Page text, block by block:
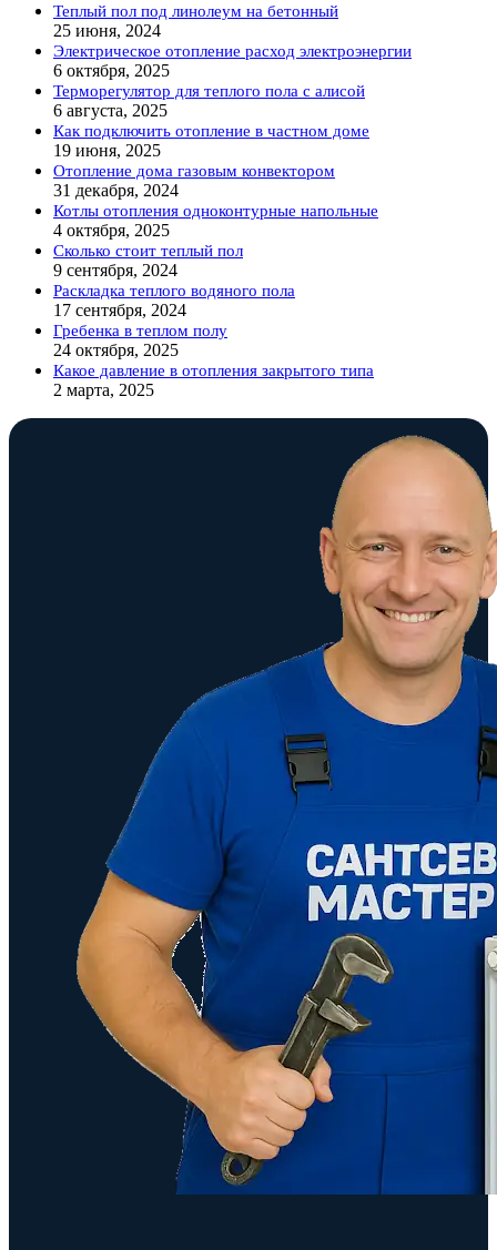
Теплый пол под линолеум на бетонный
25 июня, 2024
Электрическое отопление расход электроэнергии
6 октября, 2025
Терморегулятор для теплого пола с алисой
6 августа, 2025
Как подключить отопление в частном доме
19 июня, 2025
Отопление дома газовым конвектором
31 декабря, 2024
Котлы отопления одноконтурные напольные
4 октября, 2025
Сколько стоит теплый пол
9 сентября, 2024
Раскладка теплого водяного пола
17 сентября, 2024
Гребенка в теплом полу
24 октября, 2025
Какое давление в отопления закрытого типа
2 марта, 2025